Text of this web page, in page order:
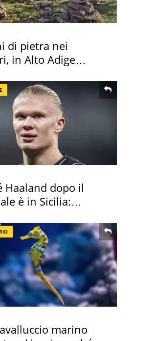
di pietra nei
in Alto Adige
Haaland dopo il
è in Sicilia:
marino